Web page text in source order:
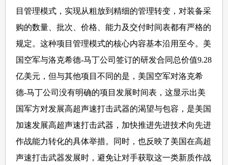
目管理模式，实现从粗放到精细的管理转变，对装备采
购的数量、批次、价格、能力及交付时间表都有严格的
规定。这种项目管理模式的核心内容基本沿用至今。美
国空军与洛克希德-马丁公司签订的研发合同总价值9.28
亿美元，但与其他项目不同的是，美国空军对洛克希
德-马丁公司没有明确的项目发展时间表，这显示出美
国军方对发展高超声速打击武器的渴望与包容，是美国
加速发展高超声速打击武器，加快推进先进技术向先进
作战能力转化的具体举措。同时，也反映了美国在高超
声速打击武器发展时，避免让对手获取这一类新质作战